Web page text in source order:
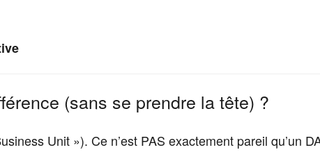
(sans se prendre la tête) ?
Unit »). Ce n’est PAS exactement pareil qu’un